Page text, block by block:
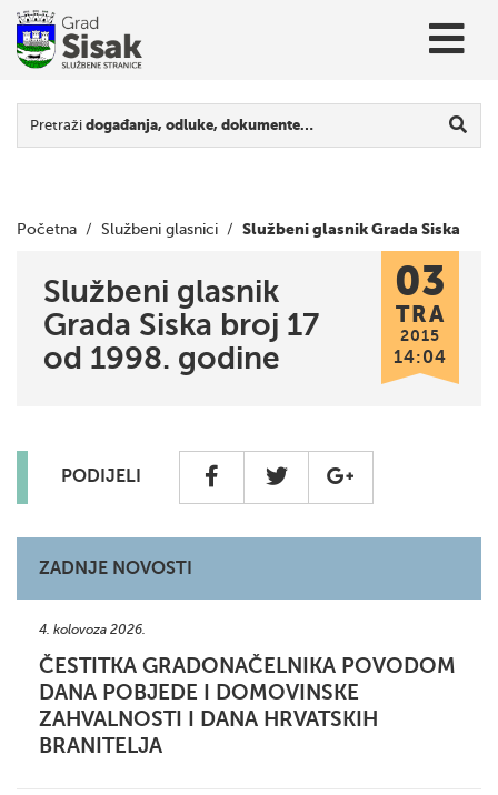
Pretraži događanja, odluke, dokumente…
Početna / Službeni glasnici / Službeni glasnik Grada Siska
Službeni glasnik
Grada Siska broj 17
od 1998. godine
03
TRA
2015
14:04
PODIJELI
ZADNJE NOVOSTI
4. kolovoza 2026.
ČESTITKA GRADONAČELNIKA POVODOM
DANA POBJEDE I DOMOVINSKE
ZAHVALNOSTI I DANA HRVATSKIH
BRANITELJA